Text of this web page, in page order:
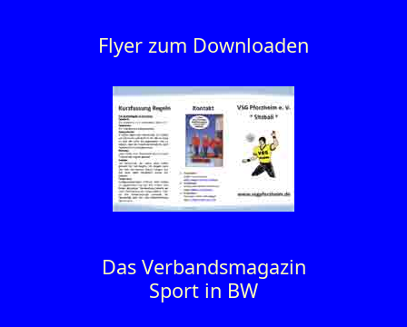
Flyer zum Downloaden
Das Verbandsmagazin
Sport in BW